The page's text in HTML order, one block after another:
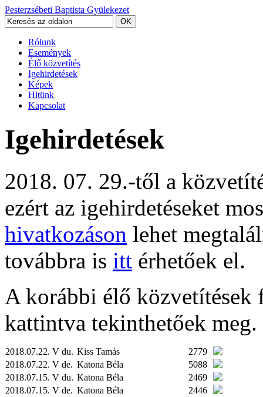
Pesterzsébeti Baptista Gyülekezet
Rólunk
Események
Élő közvetítés
Igehirdetések
Képek
Hitünk
Kapcsolat
Igehirdetések
2018. 07. 29.-től a
ezért az igehirdetéseket
hivatkozáson lehet
továbbra is itt érhetőek el.
A korábbi élő közvetítések
kattintva tekinthetőek meg.
2018.07.22. V du. Kiss Tamás
2779
2018.07.22. V de. Katona Béla
5088
2018.07.15. V du. Katona Béla
2469
2018.07.15. V de. Katona Béla
2446